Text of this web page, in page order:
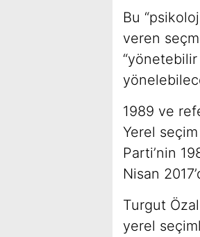
Bu
veren
1989 ve
Yerel
Parti’nin
Nisan
Turgut
yerel